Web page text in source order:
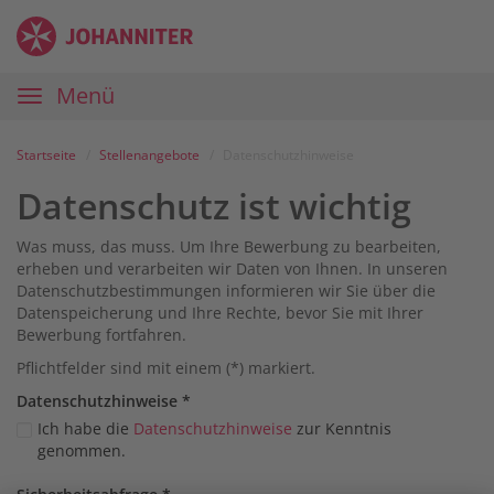
Zum
Inhalt
Anmelden
Zur
Navigation
Zur
Startseite
Karriereportal
Johanniter
Hauptnavigation
Menü
Startseite Stellenangebote
Datenschutz ist wichtig
Was muss, das muss. Um Ihre Bewerbung zu bearbeiten,
erheben und verarbeiten wir Daten von Ihnen. In unseren
Datenschutzbestimmungen informieren wir Sie über die
Datenspeicherung und Ihre Rechte, bevor Sie mit Ihrer
Bewerbung fortfahren.
Pflichtfelder sind mit einem (*) markiert.
Datenschutz­hinweise *
Ich habe die Datenschutzhinweise zur Kenntnis
genommen.